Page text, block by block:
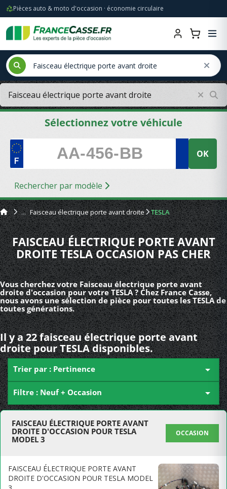
Pièces auto & moto d'occasion · économie circulaire
Sélectionnez votre véhicule
OK
Rechercher par modèle
Faisceau électrique porte avant droite TESLA
FAISCEAU ÉLECTRIQUE PORTE AVANT
DROITE TESLA OCCASION PAS CHER
Vous cherchez votre Faisceau électrique porte avant
droite d'occasion pour votre TESLA ? Chez France Casse,
nous avons une sélection de pièce pour toutes les TESLA de
toutes générations.
Il y a 22 faisceau électrique porte avant
droite pour TESLA disponibles.
Trier par : Pertinence 
Filtre : Neuf + Occasion 
FAISCEAU ÉLECTRIQUE PORTE AVANT
DROITE D'OCCASION POUR TESLA
MODEL 3
OCCASION
FAISCEAU ÉLECTRIQUE PORTE AVANT
DROITE D'OCCASION POUR TESLA MODEL